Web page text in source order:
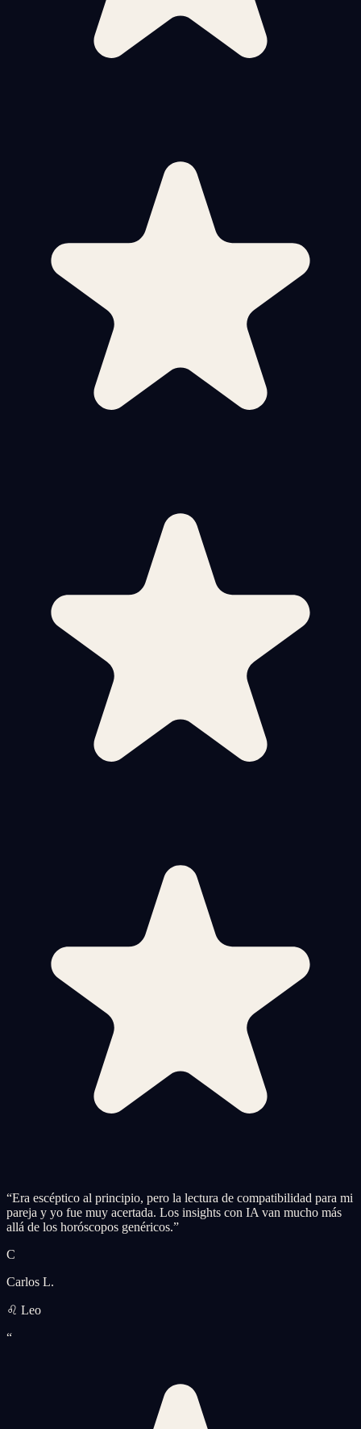
“Era escéptico al principio, pero la lectura de compatibilidad para mi
pareja y yo fue muy acertada. Los insights con IA van mucho más
allá de los horóscopos genéricos.”
C
Carlos L.
♌ Leo
“